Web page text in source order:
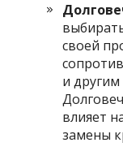
своей
и
влияет
замены